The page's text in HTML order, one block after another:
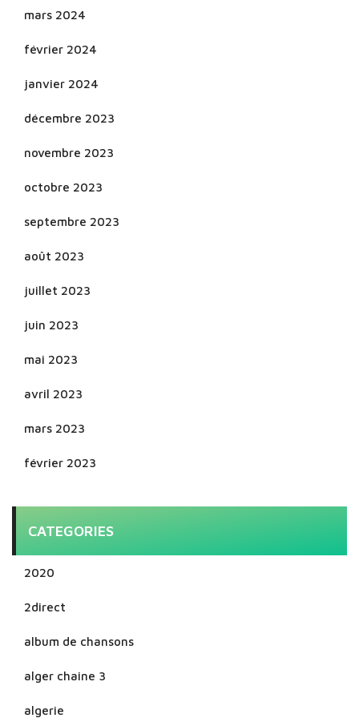
mars 2024
février 2024
janvier 2024
décembre 2023
novembre 2023
octobre 2023
septembre 2023
août 2023
juillet 2023
juin 2023
mai 2023
avril 2023
mars 2023
février 2023
CATEGORIES
2020
2direct
album de chansons
alger chaine 3
algerie